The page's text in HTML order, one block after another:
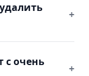
+
с очень
+